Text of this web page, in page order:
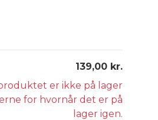
139,00 kr.
er ikke på lager
for hvornår det er på
lager igen.